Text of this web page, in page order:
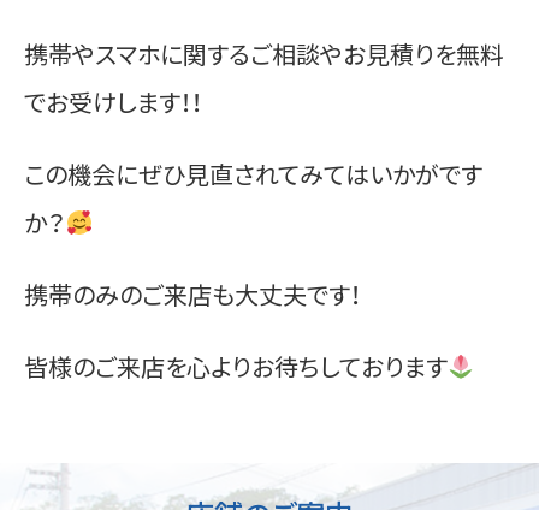
携帯やスマホに関するご相談やお見積りを無料
でお受けします！！
この機会にぜひ見直されてみてはいかがです
か？
携帯のみのご来店も大丈夫です！
皆様のご来店を心よりお待ちしております